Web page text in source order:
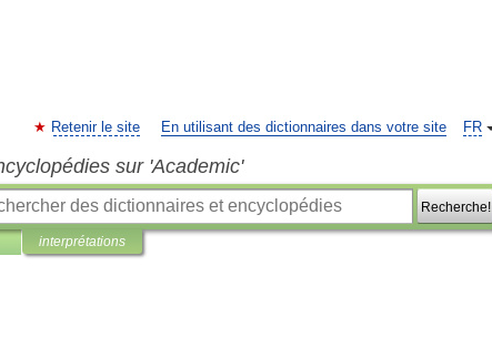
FR
Retenir le site En utilisant des dictionnaires dans votre site
sur 'Academic'
Recherche!
interprétations